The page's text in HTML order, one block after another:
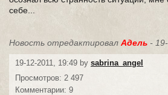
себе...
Новость отредактировал Адель -
19-12-2011, 19:49 by sabrina_angel
Просмотров: 2 497
Комментарии: 9